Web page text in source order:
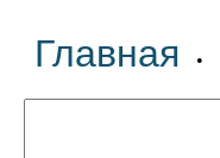
Главная •